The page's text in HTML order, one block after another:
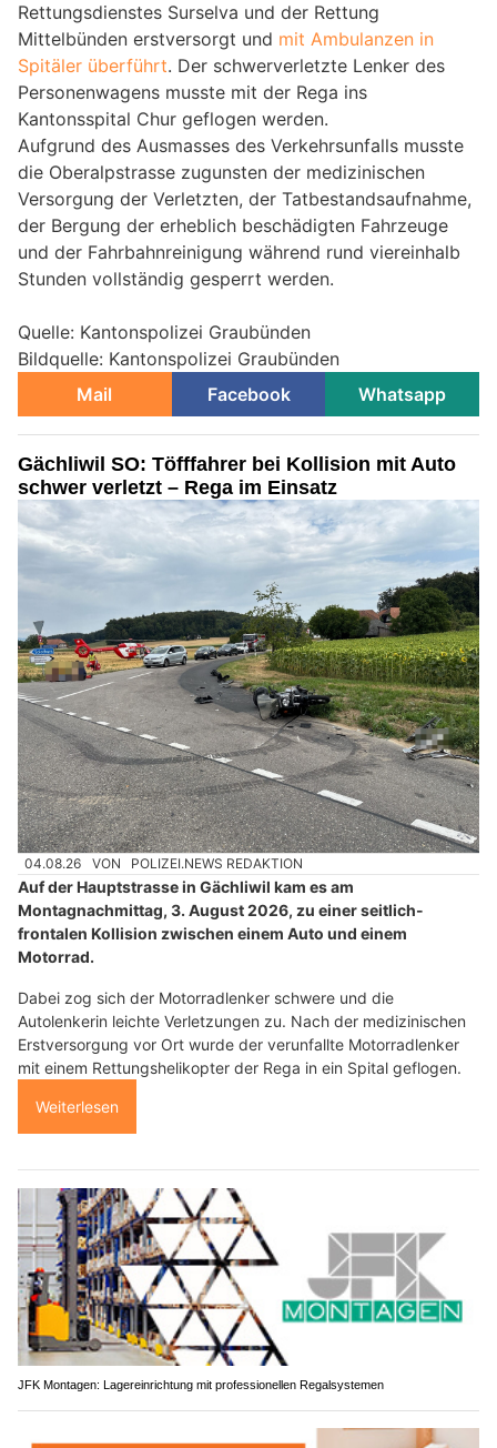
Rettungsdienstes Surselva und der Rettung
Mittelbünden erstversorgt und mit Ambulanzen in
Spitäler überführt. Der schwerverletzte Lenker des
Personenwagens musste mit der Rega ins
Kantonsspital Chur geflogen werden.
Aufgrund des Ausmasses des Verkehrsunfalls musste
die Oberalpstrasse zugunsten der medizinischen
Versorgung der Verletzten, der Tatbestandsaufnahme,
der Bergung der erheblich beschädigten Fahrzeuge
und der Fahrbahnreinigung während rund viereinhalb
Stunden vollständig gesperrt werden.
Quelle: Kantonspolizei Graubünden
Bildquelle: Kantonspolizei Graubünden
Mail
Facebook Whatsapp
Gächliwil SO: Töfffahrer bei Kollision mit Auto
schwer verletzt – Rega im Einsatz
04.08.26 VON POLIZEI.NEWS REDAKTION
Auf der Hauptstrasse in Gächliwil kam es am
Montagnachmittag, 3. August 2026, zu einer seitlich-
frontalen Kollision zwischen einem Auto und einem
Motorrad.
Dabei zog sich der Motorradlenker schwere und die
Autolenkerin leichte Verletzungen zu. Nach der medizinischen
Erstversorgung vor Ort wurde der verunfallte Motorradlenker
mit einem Rettungshelikopter der Rega in ein Spital geflogen.
Weiterlesen
JFK Montagen: Lagereinrichtung mit professionellen Regalsystemen